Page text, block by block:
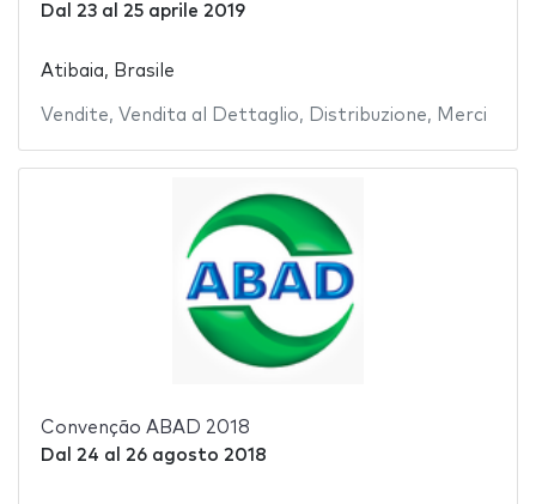
Dal 23al 25 aprile 2019
Atibaia, Brasile
Vendite, Vendita al Dettaglio, Distribuzione, Merci
Convenção ABAD 2018
Dal 24 al 26 agosto 2018